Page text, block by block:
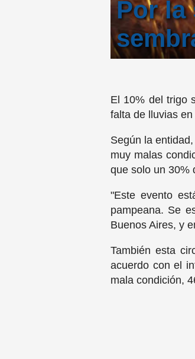
Por la
El 10% del trigo
falta de lluvias
Según la
muy malas
que solo un 30%
"Este evento
pampeana. Se
Buenos Aires, y
También esta
acuerdo con el
mala condición,